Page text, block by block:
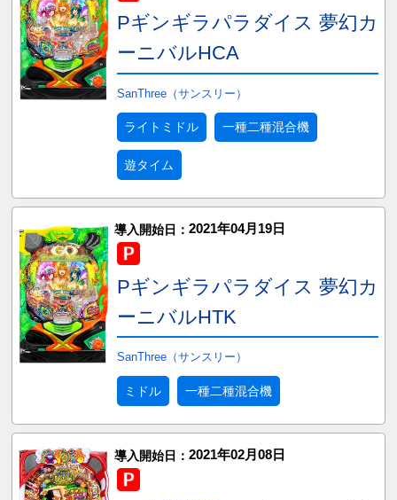
Pギンギラパラダイス 夢幻カ
ーニバルHCA
SanThree（サンスリー）
ライトミドル 一種二種混合機
遊タイム
導入開始日： 2021年04月19日
Pギンギラパラダイス 夢幻カ
ーニバルHTK
SanThree（サンスリー）
ミドル 一種二種混合機
導入開始日： 2021年02月08日